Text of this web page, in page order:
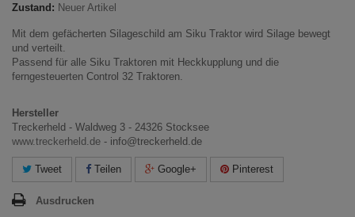
Zustand: Neuer Artikel
Mit dem gefächerten Silageschild am Siku Traktor wird Silage bewegt
und verteilt.
Passend für alle Siku Traktoren mit Heckkupplung und die
ferngesteuerten Control 32 Traktoren.
Hersteller
Treckerheld - Waldweg 3 - 24326 Stocksee
www.treckerheld.de - info@treckerheld.de
Tweet Teilen Google+ Pinterest
Ausdrucken